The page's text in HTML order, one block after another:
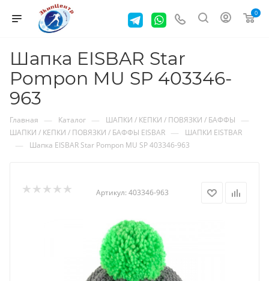
0
Шапка EISBAR Star
Pompon MU SP 403346-
963
Главная — Каталог — ШАПКИ / КЕПКИ / ПОВЯЗКИ / БАФФЫ —
ШАПКИ / КЕПКИ / ПОВЯЗКИ / БАФФЫ EISBAR — ШАПКИ EISTBAR
— Шапка EISBAR Star Pompon MU SP 403346-963
Артикул: 403346-963